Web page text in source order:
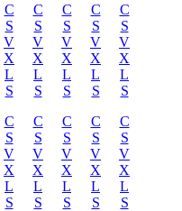
C
S
V
X
L
S
C
S
V
X
L
S
C
S
V
X
L
S
C
S
V
X
L
S
C
S
V
X
L
S
C
S
V
X
L
S
C
S
V
X
L
S
C
S
V
X
L
S
C
S
V
X
L
S
C
S
V
X
L
S